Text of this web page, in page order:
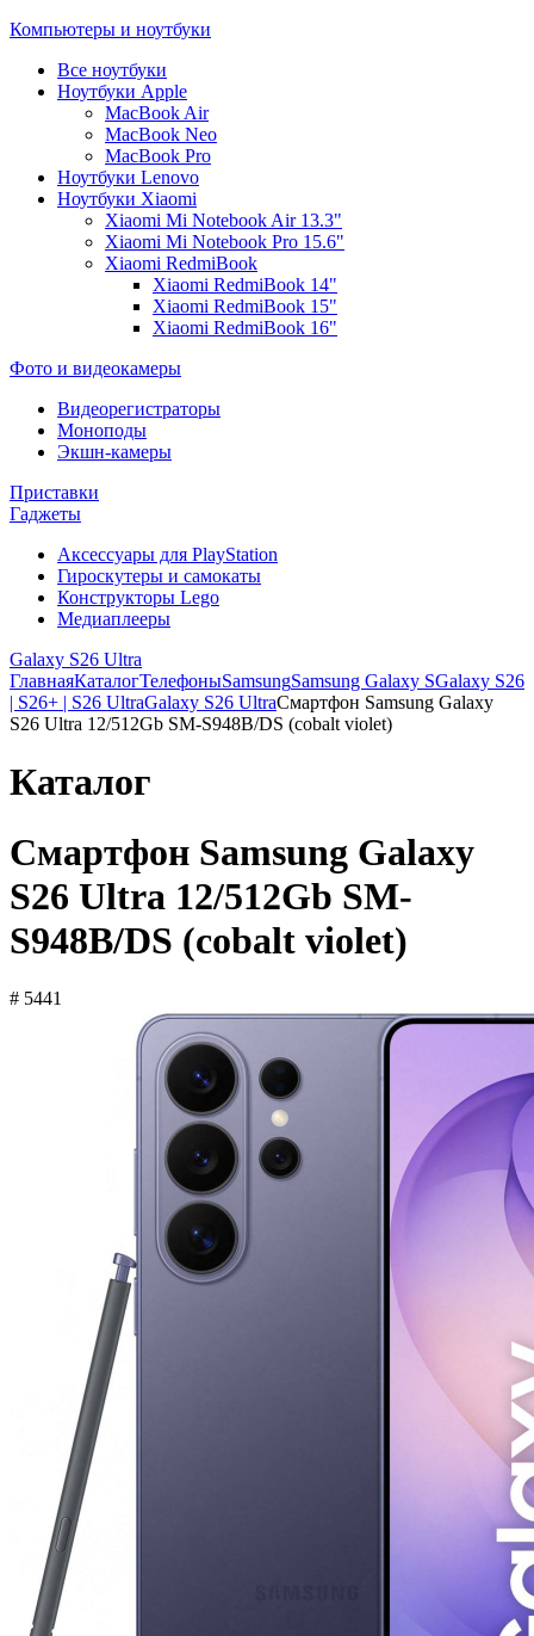
Компьютеры и ноутбуки
Все ноутбуки
Ноутбуки Apple
MacBook Air
MacBook Neo
MacBook Pro
Ноутбуки Lenovo
Ноутбуки Xiaomi
Xiaomi Mi Notebook Air 13.3"
Xiaomi Mi Notebook Pro 15.6"
Xiaomi RedmiBook
Xiaomi RedmiBook 14"
Xiaomi RedmiBook 15"
Xiaomi RedmiBook 16"
Фото и видеокамеры
Видеорегистраторы
Моноподы
Экшн-камеры
Приставки
Гаджеты
Аксессуары для PlayStation
Гироскутеры и самокаты
Конструкторы Lego
Медиаплееры
Galaxy S26 Ultra
ГлавнаяКаталогТелефоныSamsungSamsung Galaxy SGalaxy S26
| S26+ | S26 UltraGalaxy S26 UltraСмартфон Samsung Galaxy
S26 Ultra 12/512Gb SM-S948B/DS (cobalt violet)
Каталог
Смартфон Samsung Galaxy
S26 Ultra 12/512Gb SM-
S948B/DS (cobalt violet)
# 5441